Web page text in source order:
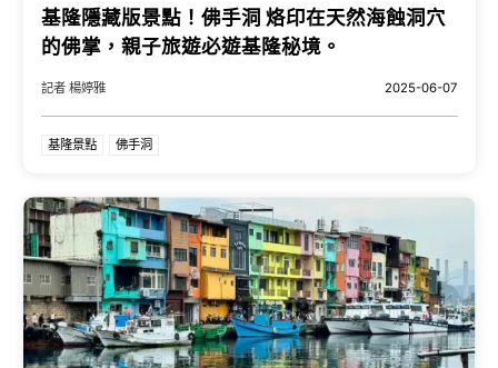
基隆隱藏版景點！佛手洞 烙印在天然海蝕洞穴
的佛掌，親子旅遊必遊基隆秘境。
記者 楊婷雅 2025-06-07
基隆景點 佛手洞